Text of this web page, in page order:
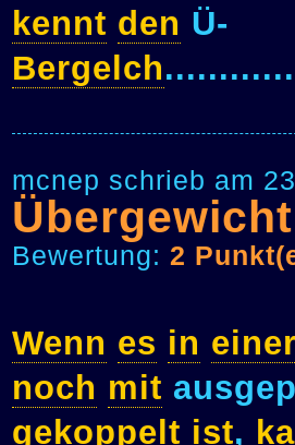
kennt den Ü-
Bergelch
mcnep schrieb am
Übergewicht
Bewertung: 2
Wenn es in
noch mit
gekoppelt ist,